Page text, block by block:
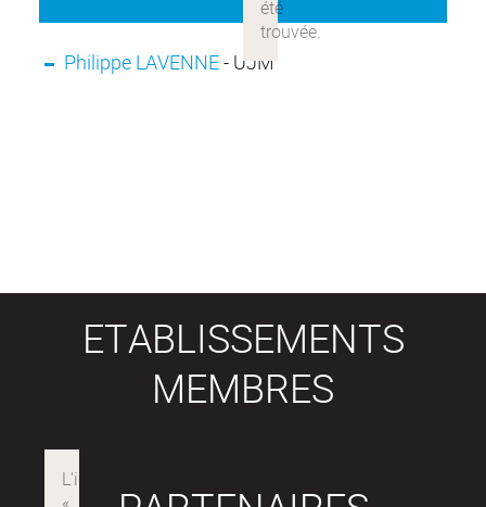
Philippe LAVENNE- UJM
ETABLISSEMENTS
MEMBRES